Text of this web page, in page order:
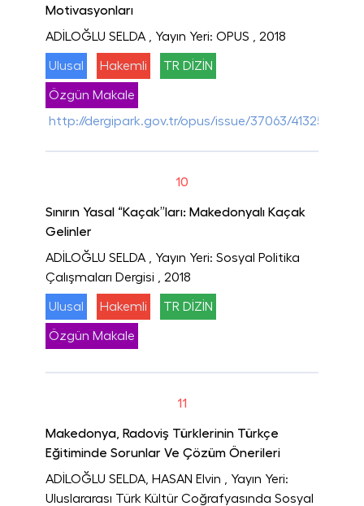
Motivasyonları
ADİLOĞLU SELDA
, Yayın Yeri: OPUS , 2018
Ulusal Hakemli TR DİZİN
Özgün Makale
http://dergipark.gov.tr/opus/issue/37063/413256
10
Sınırın Yasal “Kaçak”ları: Makedonyalı Kaçak
Gelinler
ADİLOĞLU SELDA
, Yayın Yeri: Sosyal Politika
Çalışmaları Dergisi
, 2018
Ulusal Hakemli TR DİZİN
Özgün Makale
11
Makedonya, Radoviş Türklerinin Türkçe
Eğitiminde Sorunlar Ve Çözüm Önerileri
ADİLOĞLU SELDA, HASAN Elvin
, Yayın Yeri:
Uluslararası Türk Kültür Coğrafyasında Sosyal